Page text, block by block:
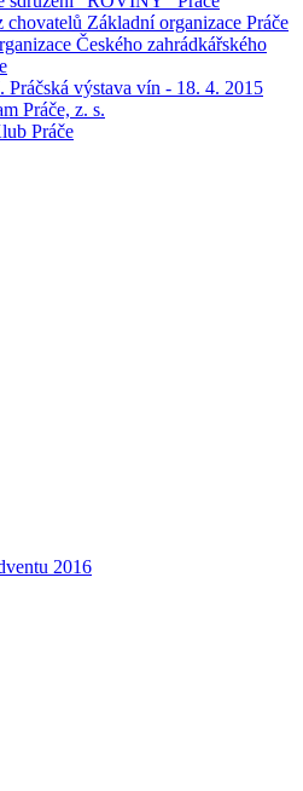
chovatelů Základní organizace Práče
Českého zahrádkářského
Práčská výstava vín - 18. 4. 2015
Práče, z. s.
Práče
2016